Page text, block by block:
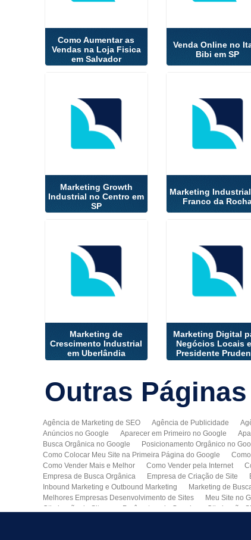
Como Aumentar as
Vendas na Loja Fisica
em Salvador
Venda Online no
Bibi em SP
Marketing Growth
Industrial no Centro em
SP
Marketing
Franco da
Marketing de
Crescimento Industrial
em Uberlândia
Marketing Digital
Negócios Locais
Presidente
Outras Páginas
Agência de Marketing de SEO Agência de Publicidade
Anúncios no Google
Aparecer em Primeiro no Google
Busca Orgânica no Google
Posicionamento Orgânico no
Como Colocar Meu Site na Primeira Página do Google
Como Vender Mais e Melhor
Como Vender pela Internet
Empresa de Busca Orgânica
Empresa de Criação de Site
Inbound Marketing e Outbound Marketing
Marketing de
Melhores Empresas Desenvolvimento de Sites
Meu Site no
Otimização de Sites nos Parâmetros do Google
Otimização